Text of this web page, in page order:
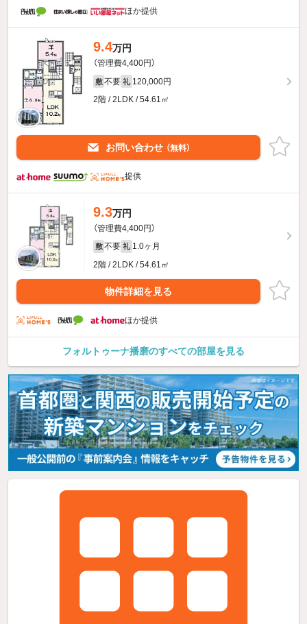
ほか提供
9.4万円
（管理費4,400円）
敷 不要 礼 120,000円
2階 / 2LDK / 54.61㎡
お問い合わせ （無料）
提供
9.3万円
（管理費4,400円）
敷 不要 礼 1.0ヶ月
2階 / 2LDK / 54.61㎡
物件詳細を見る
ほか提供
フォルトゥーナ播磨のすべての部屋を見る